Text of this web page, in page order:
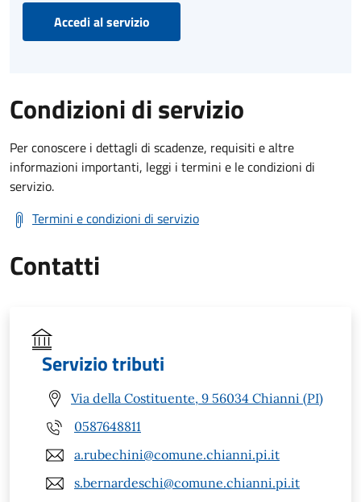
Accedi al servizio
Condizioni di servizio
Per conoscere i dettagli di scadenze, requisiti e altre
informazioni importanti, leggi i termini e le condizioni di
servizio.
Termini e condizioni di servizio
Contatti
Servizio tributi
Via della Costituente, 9 56034 Chianni (PI)
0587648811
a.rubechini@comune.chianni.pi.it
s.bernardeschi@comune.chianni.pi.it